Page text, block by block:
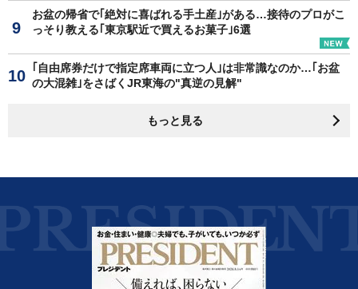
お盆の帰省で｢絶対に喜ばれる手土産｣がある…接待のプロがこ
っそり教える｢東京駅近で買えるお菓子｣6選
｢自由席券だけで指定席車両に立つ人｣は非常識なのか…｢お盆
の大混雑｣をさばくJR東海の"真逆の見解"
もっと見る